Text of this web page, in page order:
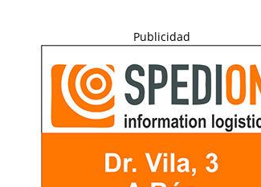
Publicidad